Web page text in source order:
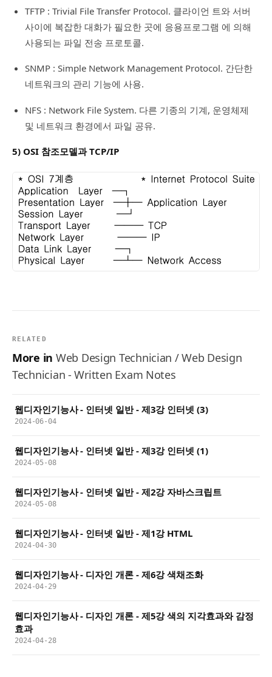
TFTP : Trivial File Transfer Protocol. 클라이언 트와 서버
사이에 복잡한 대화가 필요한 곳에 응용프로그램 에 의해
사용되는 파일 전송 프로토콜.
SNMP : Simple Network Management Protocol. 간단한
네트워크의 관리 기능에 사용.
NFS : Network File System. 다른 기종의 기계, 운영체제
및 네트워크 환경에서 파일 공유.
5) OSI 참조모델과 TCP/IP
RELATED
More in Web Design Technician / Web Design
Technician - Written Exam Notes
웹디자인기능사 - 인터넷 일반 - 제3강 인터넷 (3)
2024-06-04
웹디자인기능사 - 인터넷 일반 - 제3강 인터넷 (1)
2024-05-08
웹디자인기능사 - 인터넷 일반 - 제2강 자바스크립트
2024-05-08
웹디자인기능사 - 인터넷 일반 - 제1강 HTML
2024-04-30
웹디자인기능사 - 디자인 개론 - 제6강 색채조화
2024-04-29
웹디자인기능사 - 디자인 개론 - 제5강 색의 지각효과와 감정
효과
2024-04-28